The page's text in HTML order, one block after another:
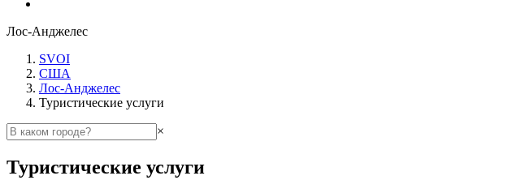
Лос-Анджелес
SVOI
США
Лос-Анджелес
Туристические услуги
×
Туристические услуги